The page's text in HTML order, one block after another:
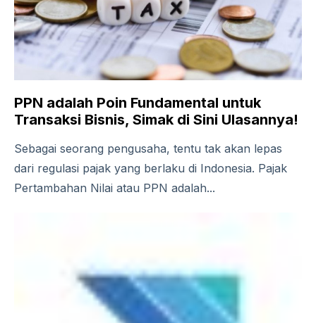
PPN adalah Poin Fundamental untuk
Transaksi Bisnis, Simak di Sini Ulasannya!
Sebagai seorang pengusaha, tentu tak akan lepas
dari regulasi pajak yang berlaku di Indonesia. Pajak
Pertambahan Nilai atau PPN adalah...